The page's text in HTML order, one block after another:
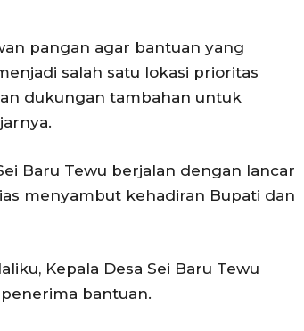
pangan agar bantuan yang
salah satu lokasi prioritas
dukungan tambahan untuk
Baru Tewu berjalan dengan lancar
menyambut kehadiran Bupati dan
Kepala Desa Sei Baru Tewu
bantuan.